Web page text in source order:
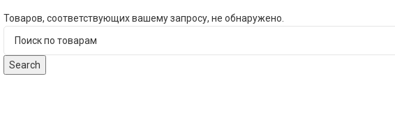
Товаров, соответствующих вашему запросу, не обнаружено.
Search